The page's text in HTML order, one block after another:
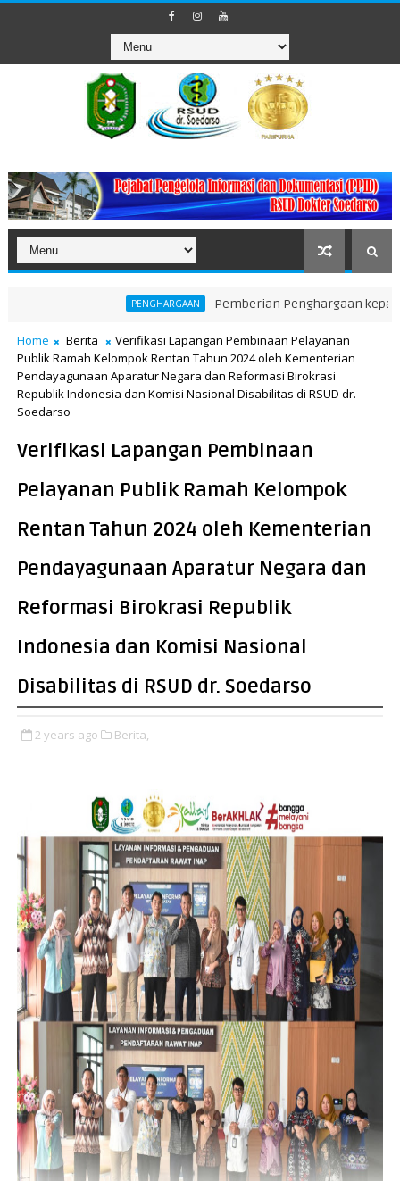
PENGHARGAAN Pemberian Penghargaan kepada Unit
Home Berita
Verifikasi Lapangan Pembinaan Pelayanan
Publik Ramah Kelompok Rentan Tahun 2024 oleh Kementerian
Pendayagunaan Aparatur Negara dan Reformasi Birokrasi
Republik Indonesia dan Komisi Nasional Disabilitas di RSUD dr.
Soedarso
Verifikasi Lapangan Pembinaan
Pelayanan Publik Ramah Kelompok
Rentan Tahun 2024 oleh Kementerian
Pendayagunaan Aparatur Negara dan
Reformasi Birokrasi Republik
Indonesia dan Komisi Nasional
Disabilitas di RSUD dr. Soedarso
2 years ago Berita,